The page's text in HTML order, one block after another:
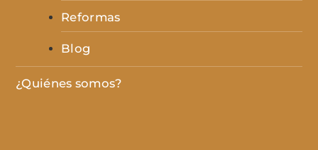
Reformas
Blog
¿Quiénes somos?